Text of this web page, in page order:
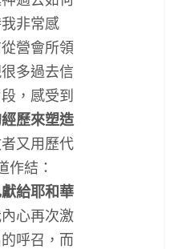
非常感
營會所領
多過去信
，感受到
歷來塑造
又用歷代
作結：
獻給耶和華
心再次激
呼召，而